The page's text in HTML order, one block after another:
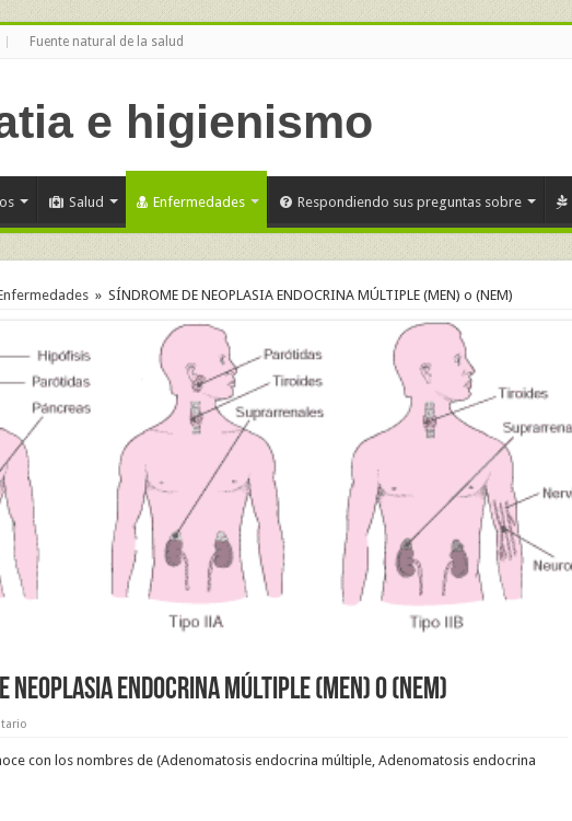
Fuente natural de la salud
Salud Enfermedades Respondiendo sus preguntas sobre
» SÍNDROME DE NEOPLASIA ENDOCRINA MÚLTIPLE (MEN) o (NEM)
NEOPLASIA ENDOCRINA MÚLTIPLE (MEN) o (NEM)
con los nombres de (Adenomatosis endocrina múltiple, Adenomatosis endocrina